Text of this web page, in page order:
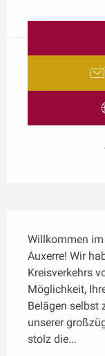
Willkommen
Auxerre! Wir
Kreisverkehrs
Möglichkeit,
Belägen selbst
unserer
stolz die...